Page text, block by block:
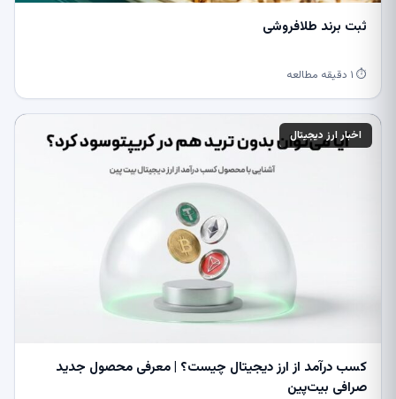
ثبت برند طلافروشی
⏱ ۱ دقیقه مطالعه
اخبار ارز دیجیتال
کسب درآمد از ارز دیجیتال چیست؟ | معرفی محصول جدید
صرافی بیت‌پین